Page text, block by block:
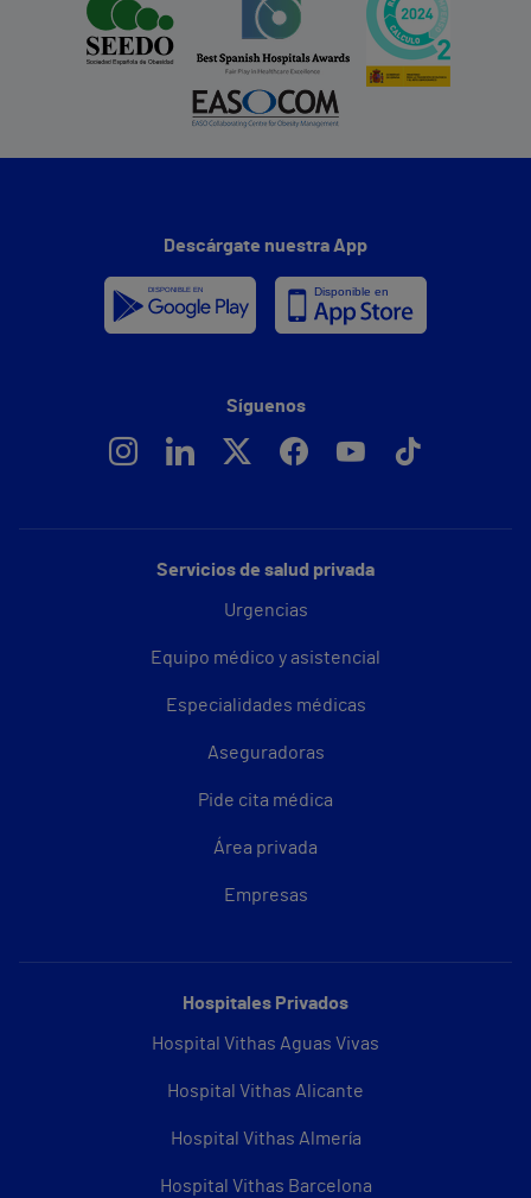
Servicios de salud privada
Urgencias
Equipo médico y asistencial
Especialidades médicas
Aseguradoras
Pide cita médica
Área privada
Empresas
Hospitales Privados
Hospital Vithas Aguas Vivas
Hospital Vithas Alicante
Hospital Vithas Almería
Hospital Vithas Barcelona
Descárgate nuestra App
Síguenos